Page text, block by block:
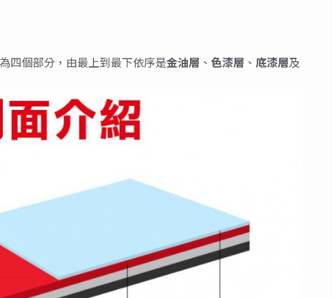
四個部分，由最上到最下依序是金油層 、 色漆層 、 底漆層及